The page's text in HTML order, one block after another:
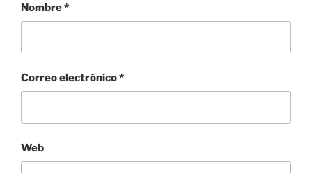
Nombre*
Correo electrónico*
Web